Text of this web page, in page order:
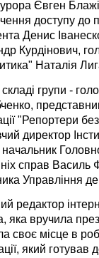
Євген
доступу до
Денис
Курдінович,
Наталія
групи -
"Репортери
директор
справ Василь
Управління
редактор
яка вручила
своє місце в
який готував